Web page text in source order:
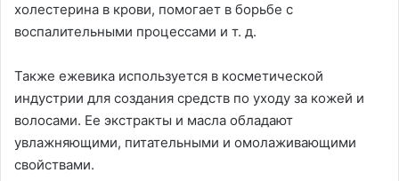
холестерина в крови, помогает в борьбе с
воспалительными процессами и т. д.
Также ежевика используется в косметической
индустрии для создания средств по уходу за кожей и
волосами. Ее экстракты и масла обладают
увлажняющими, питательными и омолаживающими
свойствами.